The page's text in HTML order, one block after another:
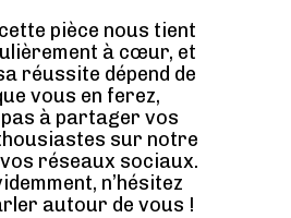
pièce nous tient
à cœur, et
réussite dépend de
vous en ferez,
pas à partager vos
sur notre
réseaux sociaux.
n’hésitez
autour de vous !